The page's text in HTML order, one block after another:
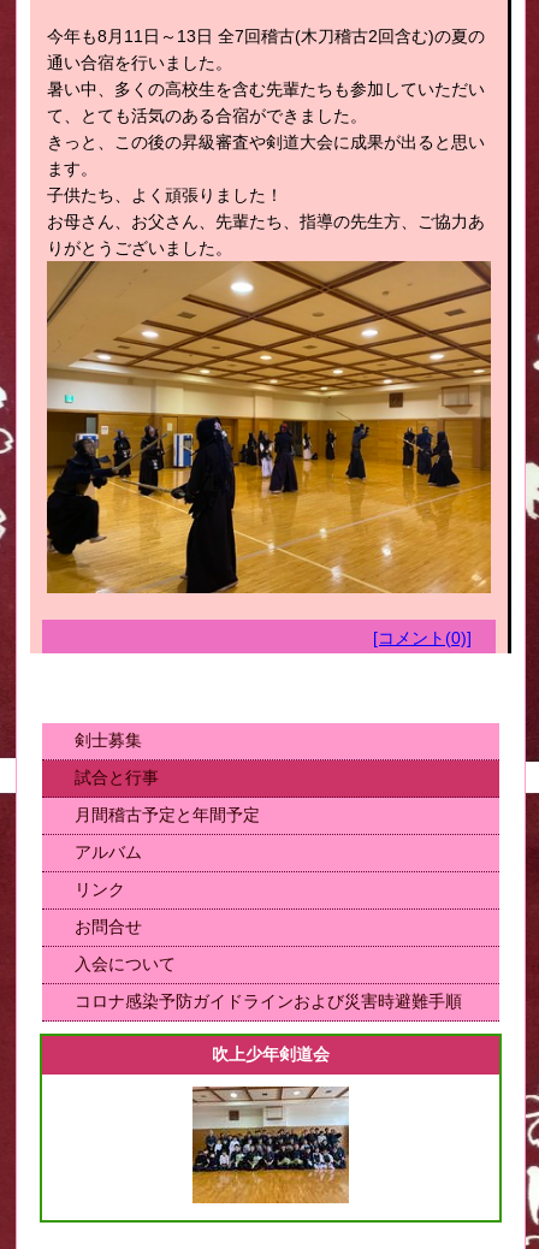
今年も8月11日～13日 全7回稽古(木刀稽古2回含む)の夏の
通い合宿を行いました。
暑い中、多くの高校生を含む先輩たちも参加していただい
て、とても活気のある合宿ができました。
きっと、この後の昇級審査や剣道大会に成果が出ると思い
ます。
子供たち、よく頑張りました！
お母さん、お父さん、先輩たち、指導の先生方、ご協力あ
りがとうございました。
[コメント(0)]
剣士募集
試合と行事
月間稽古予定と年間予定
アルバム
リンク
お問合せ
入会について
コロナ感染予防ガイドラインおよび災害時避難手順
吹上少年剣道会